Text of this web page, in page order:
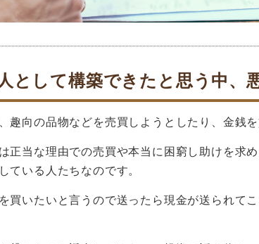
として構築できたと思う中、
趣向の品物などを売買しようとしたり、金銭
正当な理由での売買や本当に困窮し助けを求
ている人たちなのです。
買いたいと言うので送ったら現金が送られて